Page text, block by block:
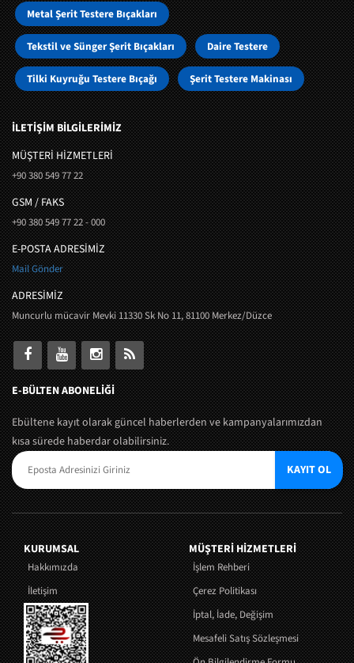
Metal Şerit Testere Bıçakları
Tekstil ve Sünger Şerit Bıçakları Daire Testere
Tilki Kuyruğu Testere Bıçağı Şerit Testere Makinası
İLETİŞİM BİLGİLERİMİZ
MÜŞTERI HIZMETLERI
+90 380 549 77 22
GSM / FAKS
+90 380 549 77 22 - 000
E-POSTA ADRESİMİZ
Mail Gönder
ADRESİMİZ
Muncurlu mücavir Mevki 11330 Sk No 11, 81100 Merkez/Düzce
E-BÜLTEN ABONELİĞİ
Ebültene kayıt olarak güncel haberlerden ve kampanyalarımızdan
kısa sürede haberdar olabilirsiniz.
KAYIT OL
KURUMSAL
Hakkımızda
İletişim
MÜŞTERI HIZMETLERI
İşlem Rehberi
Çerez Politikası
İptal, İade, Değişim
Mesafeli Satış Sözleşmesi